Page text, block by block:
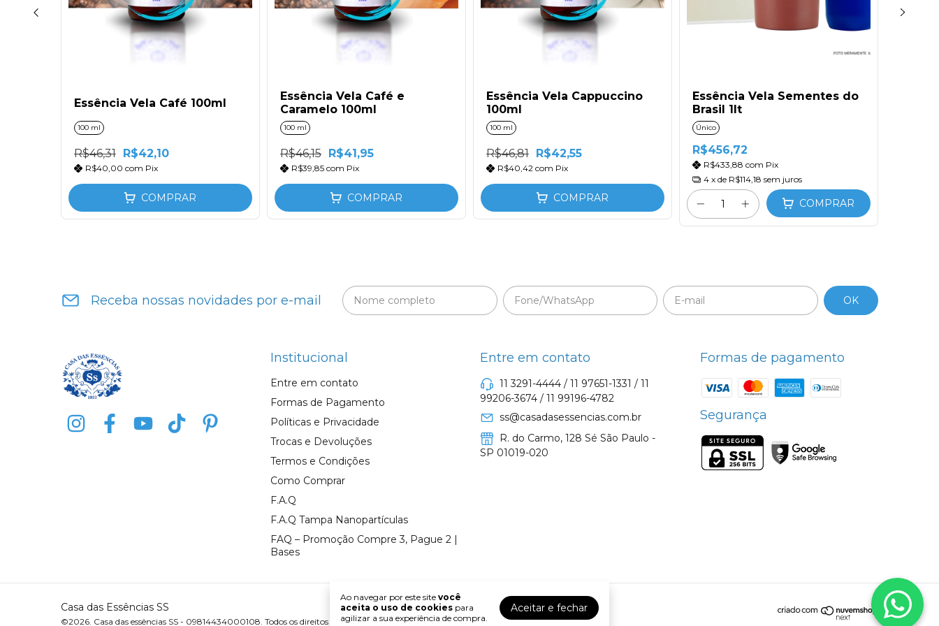
Ao navegar por este site você
aceita o uso de cookies para
agilizar a sua experiência de compra.
Aceitar e fechar
Essência Vela Café 100ml
100 ml
R$46,31 R$42,10
R$40,00 com Pix
COMPRAR
Essência Vela Café e
Caramelo 100ml
100 ml
R$46,15 R$41,95
R$39,85 com Pix
COMPRAR
Essência Vela Cappuccino
100ml
100 ml
R$46,81 R$42,55
R$40,42 com Pix
COMPRAR
Essência Vela Sementes do
Brasil 1lt
Único
R$456,72
R$433,88 com Pix
4 x de R$114,18 sem juros
COMPRAR
Receba nossas novidades por e-mail
Institucional
Entre em contato
Formas de Pagamento
Políticas e Privacidade
Trocas e Devoluções
Termos e Condições
Como Comprar
F.A.Q
F.A.Q Tampa Nanopartículas
FAQ – Promoção Compre 3, Pague 2 |
Bases
Entre em contato
11 3291-4444 / 11 97651-1331 / 11
99206-3674 / 11 99196-4782
ss@casadasessencias.com.br
R. do Carmo, 128 Sé São Paulo -
SP 01019-020
Formas de pagamento
Segurança
Casa das Essências SS
©2026. Casa das essências SS - 09814434000108. Todos os direitos reservados.